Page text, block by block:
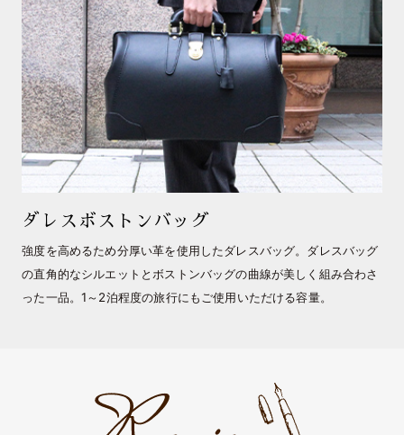
ダレスボストンバッグ
強度を高めるため分厚い革を使用したダレスバッグ。ダレスバッグ
の直角的なシルエットとボストンバッグの曲線が美しく組み合わさ
った一品。1～2泊程度の旅行にもご使用いただける容量。